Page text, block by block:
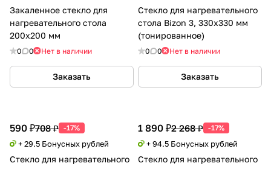
Закаленное стекло для
нагревательного стола
200х200 мм
0 0 Нет в наличии
Заказать
Стекло для нагревательного
стола Bizon 3, 330х330 мм
(тонированное)
0 0 Нет в наличии
Заказать
590 ₽708 ₽ -17%
+ 29.5 Бонусных рублей
Стекло для нагревательного
1 890 ₽2 268 ₽ -17%
+ 94.5 Бонусных рублей
Стекло для нагревательного